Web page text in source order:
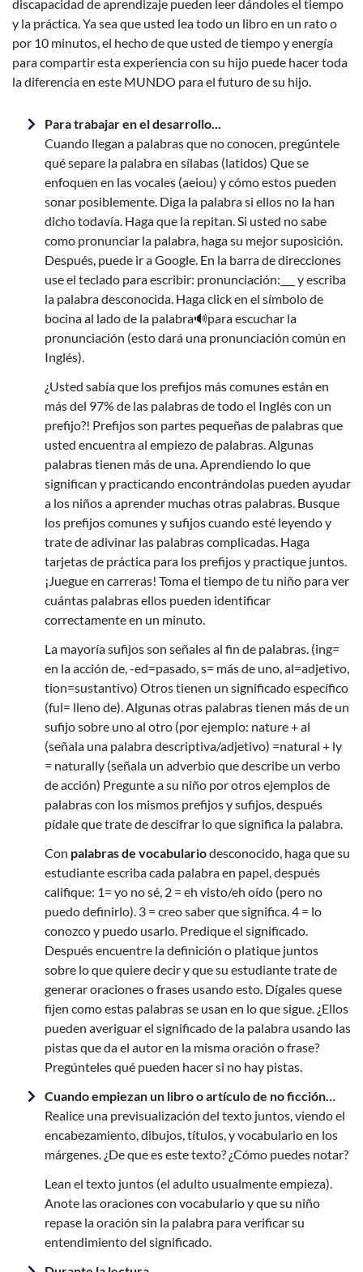
discapacidad deaprendizaje pueden leer dándoles el tiempo
y la práctica. Ya sea que usted lea todo un libro en un rato o
por 10 minutos, el hecho de que usted de tiempo y energía
para compartir esta experiencia con su hijo puede hacer toda
la diferencia en este MUNDO para el futuro de su hijo.
Para trabajar en el desarrollo...
Cuando llegan a palabras que no conocen, pregúntele
qué separe la palabra en sílabas (latidos) Que se
enfoquen en las vocales (aeiou) y cómo estos pueden
sonar posiblemente. Diga la palabra si ellos no la han
dicho todavía. Haga que la repitan. Si usted no sabe
como pronunciar la palabra, haga su mejor suposición.
Después, puede ir aGoogle. En la barra de direcciones
use el teclado para escribir: pronunciación:___ y escriba
la palabra desconocida. Haga click en el símbolo de
bocina al lado de la palabra🔊para escuchar la
pronunciación (esto dará una pronunciación común en
Inglés).
¿Usted sabía que los prefijos más comunes están en
más del 97% de las palabras de todo el Inglés con un
prefijo?! Prefijos son partes pequeñas de palabras que
usted encuentra al empiezo de palabras. Algunas
palabras tienen más de una. Aprendiendo lo que
significan y practicando encontrándolas pueden ayudar
a los niños a aprender muchas otras palabras. Busque
los prefijos comunes y sufijos cuando esté leyendo y
trate de adivinar las palabras complicadas. Haga
tarjetas de práctica para los prefijos y practique juntos.
¡Juegue en carreras! Toma el tiempo de tu niño para ver
cuántas palabras ellos pueden identificar
correctamente en un minuto.
La mayoría sufijos son señales al fin de palabras. (ing=
en la acción de, -ed=pasado, s= más de uno, al=adjetivo,
tion=sustantivo) Otros tienen un significado específico
(ful= lleno de). Algunas otras palabras tienen más de un
sufijo sobre uno al otro (por ejemplo: nature + al
(señala una palabra descriptiva/adjetivo) =natural + ly
= naturally (señala un adverbioque describe un verbo
de acción) Pregunte a su niño por otros ejemplosde
palabras con los mismos prefijos y sufijos, después
pídale que trate de descifrar lo que significa la palabra.
Con palabras de vocabulariodesconocido, haga que su
estudiante escriba cada palabra en papel, después
califique: 1= yo no sé, 2 = eh visto/eh oído (pero no
puedo definirlo). 3 = creo saber que significa. 4 = lo
conozco y puedo usarlo. Predique el significado.
Después encuentre la definición o platique juntos
sobre lo que quiere decir y que su estudiante trate de
generar oraciones o frases usando esto. Dígales quese
fijen como estas palabras se usan en lo que sigue. ¿Ellos
pueden averiguar el significado de la palabra usando las
pistas que da el autor en la misma oración o frase?
Pregúnteles qué pueden hacer si no hay pistas.
Cuando empiezan un libro o artículo de no ficción…
Realice una previsualización del texto juntos, viendo el
encabezamiento, dibujos, títulos, y vocabulario en los
márgenes. ¿De que es este texto? ¿Cómo puedes notar?
Lean el texto juntos (el adulto usualmente empieza).
Anote las oraciones con vocabulario y que su niño
repase la oración sin la palabra para verificar su
entendimiento del significado.